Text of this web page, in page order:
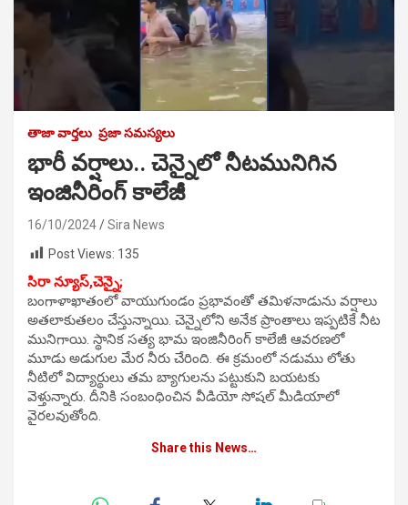
తాజా వార్తలు ప్రజా సమస్యలు
భారీ వర్షాలు.. చెన్నైలో నీటమునిగిన
ఇంజినీరింగ్ కాలేజీ
16/10/2024
Sira News
Post Views: 135
సిరా న్యూస్,చెన్నై;
బంగాళాఖాతంలో వాయుగుండం ప్రభావంతో తమిళనాడును వర్షాలు
అతలాకుతలం చేస్తున్నాయి. చెన్నైలోని అనేక ప్రాంతాలు ఇప్పటికే నీట
మునిగాయి. స్థానిక సత్య భామ ఇంజినీరింగ్ కాలేజీ ఆవరణలో
మూడు అడుగుల మేర నీరు చేరింది. ఈ క్రమంలో నడుము లోతు
నీటిలో విద్యార్థులు తమ బ్యాగులను పట్టుకుని బయటకు
వెళ్తున్నారు. దీనికి సంబంధించిన వీడియో సోషల్ మీడియాలో
వైరలవుతోంది.
Share this News…